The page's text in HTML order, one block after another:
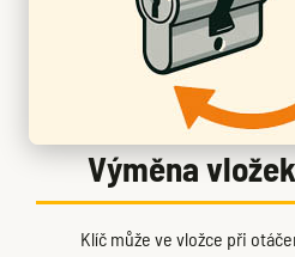
Výměna
Klíč může ve vložce při